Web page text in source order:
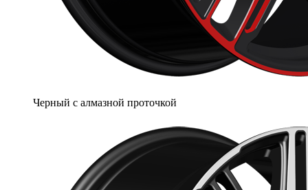
Черный с алмазной проточкой